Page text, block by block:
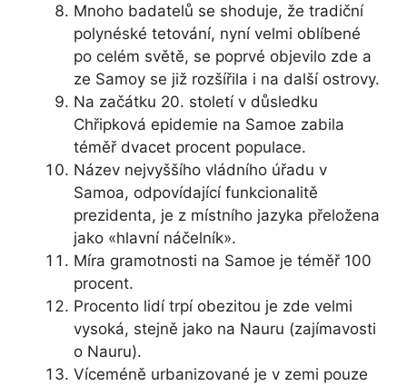
Mnoho badatelů se shoduje, že tradiční
polynéské tetování, nyní velmi oblíbené
po celém světě, se poprvé objevilo zde a
ze Samoy se již rozšířila i na další ostrovy.
Na začátku 20. století v důsledku
Chřipková epidemie na Samoe zabila
téměř dvacet procent populace.
Název nejvyššího vládního úřadu v
Samoa, odpovídající funkcionalitě
prezidenta, je z místního jazyka přeložena
jako «hlavní náčelník».
Míra gramotnosti na Samoe je téměř 100
procent.
Procento lidí trpí obezitou je zde velmi
vysoká, stejně jako na Nauru (zajímavosti
o Nauru).
Víceméně urbanizované je v zemi pouze